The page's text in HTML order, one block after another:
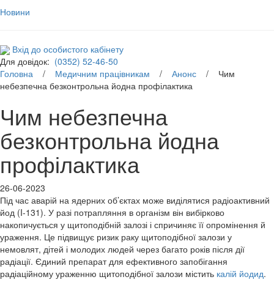
Новини
Вхід до особистого кабінету
Для довідок: (0352) 52-46-50
Головна / Медичним працівникам / Анонс / Чим
небезпечна безконтрольна йодна профілактика
Чим небезпечна
безконтрольна йодна
профілактика
26-06-2023
Під час аварій на ядерних об’єктах може виділятися радіоактивний
йод (I-131). У разі потрапляння в організм він вибірково
накопичується у щитоподібній залозі і спричиняє її опромінення й
ураження. Це підвищує ризик раку щитоподібної залози у
немовлят, дітей і молодих людей через багато років після дії
радіації. Єдиний препарат для ефективного запобігання
радіаційному ураженню щитоподібної залози містить калій йодид.